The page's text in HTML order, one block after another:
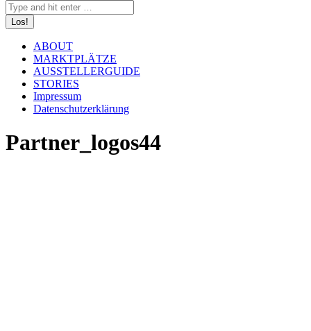
ABOUT
MARKTPLÄTZE
AUSSTELLERGUIDE
STORIES
Impressum
Datenschutzerklärung
Partner_logos44